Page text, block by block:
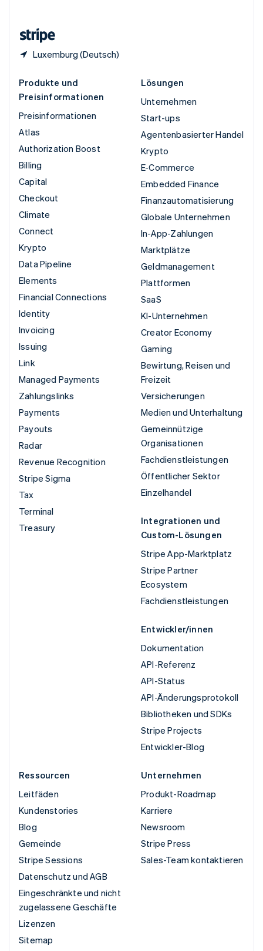
Luxemburg (Deutsch)
Produkte und
Preisinformationen
Preisinformationen
Atlas
Authorization Boost
Billing
Capital
Checkout
Climate
Connect
Krypto
Data Pipeline
Elements
Financial Connections
Identity
Invoicing
Issuing
Link
Managed Payments
Zahlungslinks
Payments
Payouts
Radar
Revenue Recognition
Stripe Sigma
Tax
Terminal
Treasury
Lösungen
Unternehmen
Start-ups
Agentenbasierter Handel
Krypto
E-Commerce
Embedded Finance
Finanzautomatisierung
Globale Unternehmen
In-App-Zahlungen
Marktplätze
Geldmanagement
Plattformen
SaaS
KI-Unternehmen
Creator Economy
Gaming
Bewirtung, Reisen und
Freizeit
Versicherungen
Medien und Unterhaltung
Gemeinnützige
Organisationen
Fachdienstleistungen
Öffentlicher Sektor
Einzelhandel
Integrationen und
Custom-Lösungen
Stripe App-Marktplatz
Stripe Partner
Ecosystem
Fachdienstleistungen
Entwickler/innen
Dokumentation
API-Referenz
API-Status
API-Änderungsprotokoll
Bibliotheken und SDKs
Stripe Projects
Entwickler-Blog
Ressourcen
Leitfäden
Kundenstories
Blog
Gemeinde
Stripe Sessions
Datenschutz und AGB
Eingeschränkte und nicht
zugelassene Geschäfte
Lizenzen
Sitemap
Unternehmen
Produkt-Roadmap
Karriere
Newsroom
Stripe Press
Sales-Team kontaktieren